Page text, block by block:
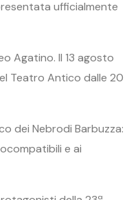
ufficialmente
Agatino. Il 13 agosto
Teatro Antico dalle 20
dei Nebrodi Barbuzza:
e ai